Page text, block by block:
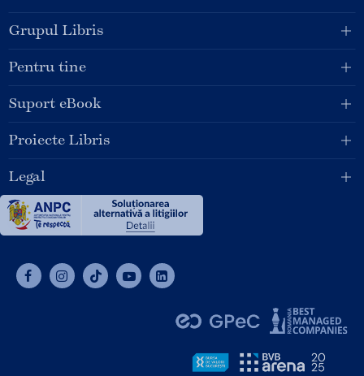
Grupul Libris
Pentru tine
Suport eBook
Proiecte Libris
Legal